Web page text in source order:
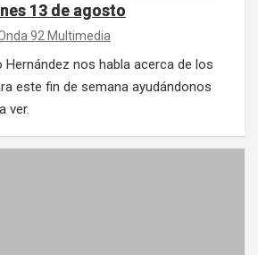
13 de agosto
92 Multimedia
nos habla acerca de los
este fin de semana ayudándonos
ver.